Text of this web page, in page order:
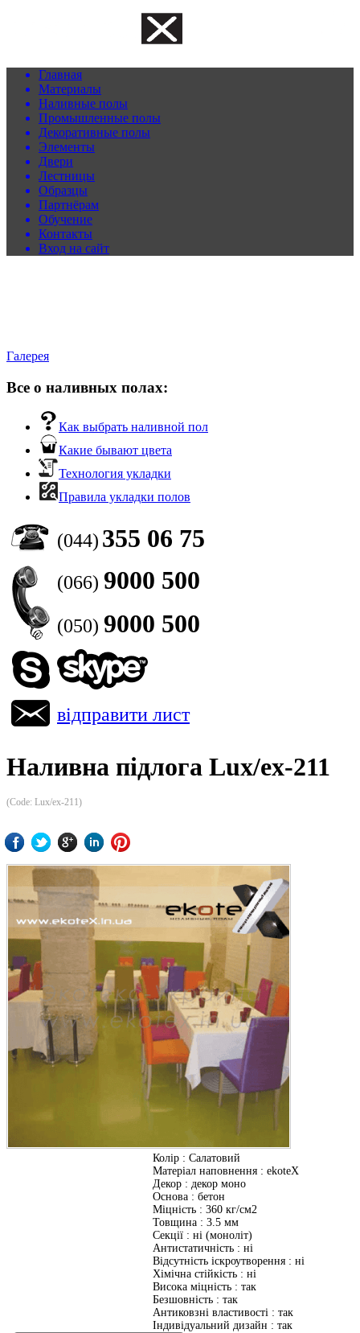
Главная
Материалы
Наливные полы
Промышленные полы
Декоративные полы
Элементы
Двери
Лестницы
Образцы
Партнёрам
Обучение
Контакты
Вход на сайт
Галерея
Все о наливных полах:
Как выбрать наливной пол
Какие бывают цвета
Технология укладки
Правила укладки полов
(044) 355 06 75
(066) 9000 500
(050) 9000 500
відправити лист
Наливна підлога Lux/ex-211
(Code: Lux/ex-211)
Колір : Салатовий
Матеріал наповнення : ekoteX
Декор : декор моно
Основа : бетон
Міцність : 360 кг/см2
Товщина : 3.5 мм
Секції : ні (моноліт)
Антистатичність : ні
Відсутність іскроутворення : ні
Хімічна стійкість : ні
Висока міцність : так
Безшовність : так
Антиковзні властивості : так
Індивідуальний дизайн : так